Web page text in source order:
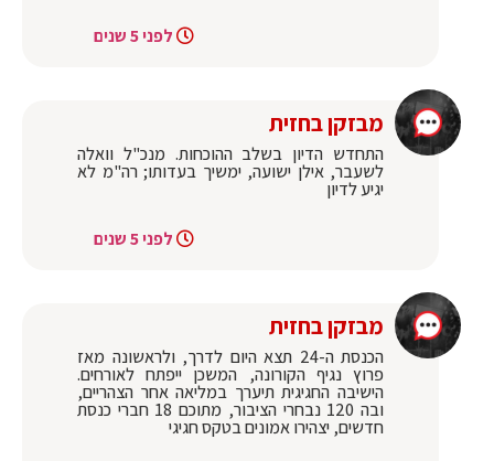
לפני 5 שנים
מבזקן בחזית
התחדש הדיון בשלב ההוכחות. מנכ"ל וואלה
לשעבר, אילן ישועה, ימשיך בעדותו; רה"מ לא
יגיע לדיון
לפני 5 שנים
מבזקן בחזית
הכנסת ה-24 תצא היום לדרך, ולראשונה מאז
פרוץ נגיף הקורונה, המשכן ייפתח לאורחים.
הישיבה החגיגית תיערך במליאה אחר הצהריים,
ובה 120 נבחרי הציבור, מתוכם 18 חברי כנסת
חדשים, יצהירו אמונים בטקס חגיגי